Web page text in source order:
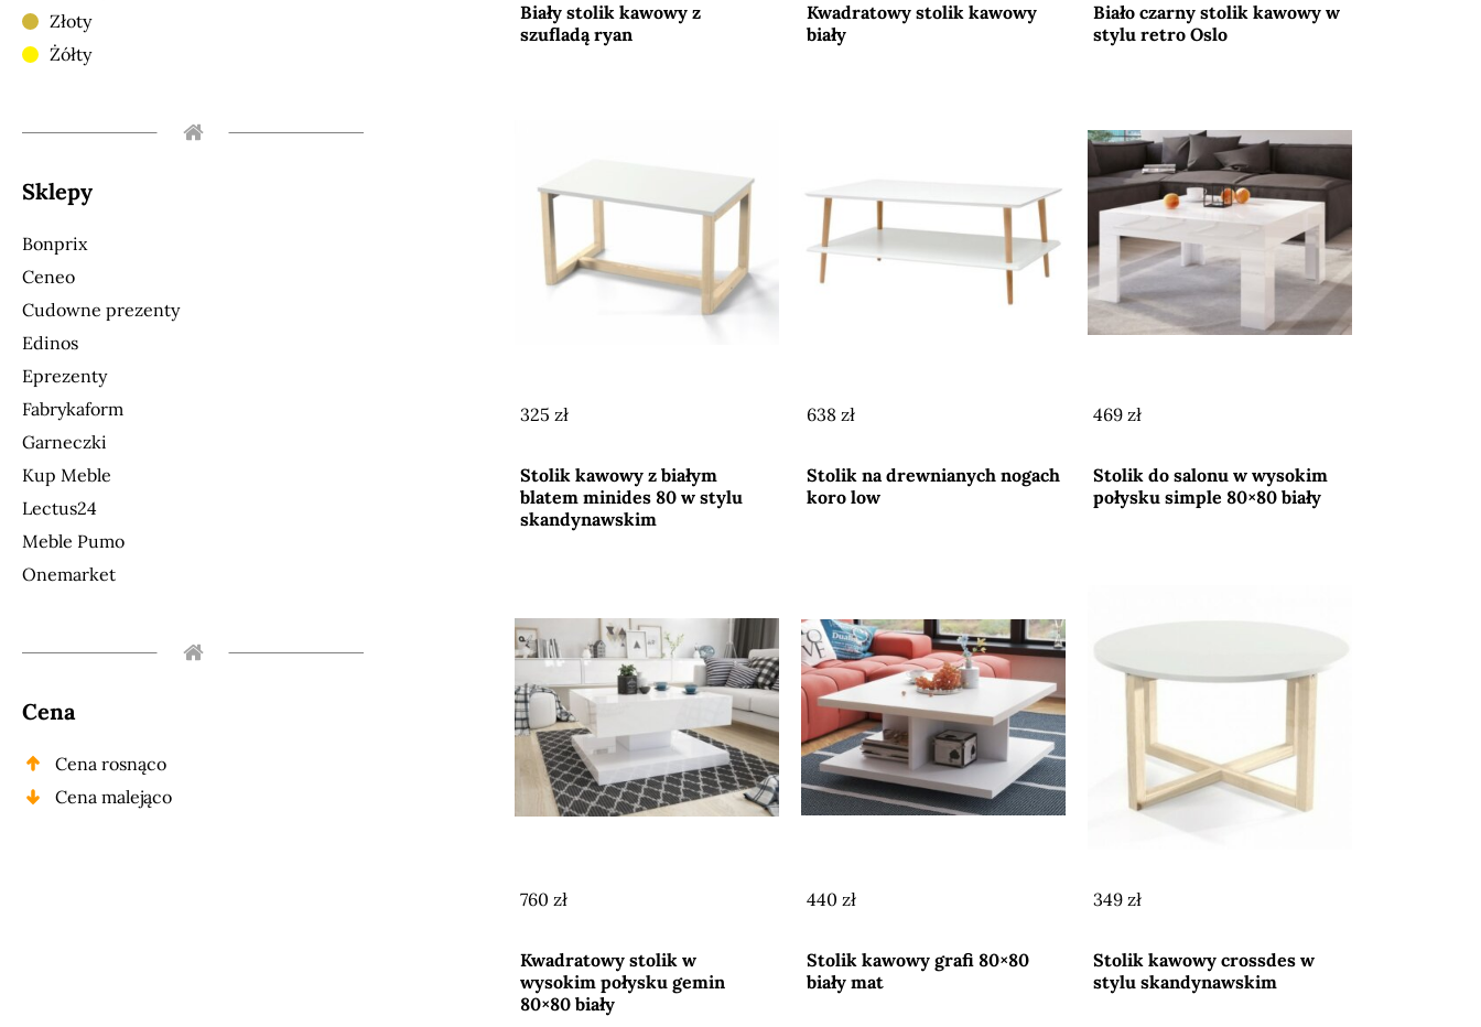
Złoty
Żółty
Sklepy
Bonprix
Ceneo
Cudowne prezenty
Edinos
Eprezenty
Fabrykaform
Garneczki
Kup Meble
Lectus24
Meble Pumo
Onemarket
Cena
Cena rosnąco
Cena malejąco
Biały stolik kawowy z
szufladą ryan
Kwadratowy stolik kawowy
biały
Biało czarny stolik kawowy w
stylu retro Oslo
325 zł
Stolik kawowy z białym
blatem minides 80 w stylu
skandynawskim
638 zł
Stolik na drewnianych nogach
koro low
469 zł
Stolik do salonu w wysokim
połysku simple 80×80 biały
760 zł
Kwadratowy stolik w
wysokim połysku gemin
80×80 biały
440 zł
Stolik kawowy grafi 80×80
biały mat
349 zł
Stolik kawowy crossdes w
stylu skandynawskim